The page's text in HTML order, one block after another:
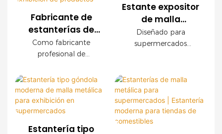
Fabricante de
estanterías de
malla metálica
para comercios |
personalizadas
para la exhibición
de productos
Como fabricante
profesional de
comercios, ofrecemos
sistemas de estanterías
de malla metálica
personalizados para
Estante expositor
de malla
metálica para
supermercados
madera
Diseñado para
supermercados
metálica OEM ofrece
una durabilidad
excepcional, fácil
instalación y
configuraciones
Estantería tipo